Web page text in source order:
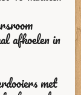
afkoelen in
met